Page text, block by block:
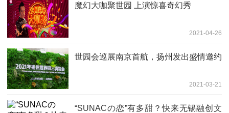
魔幻大咖聚世园 上演惊喜奇幻秀
2021-04-26
世园会巡展南京首航，扬州发出盛情邀约
2021-03-21
“SUNACの恋”有多甜？快来无锡融创文